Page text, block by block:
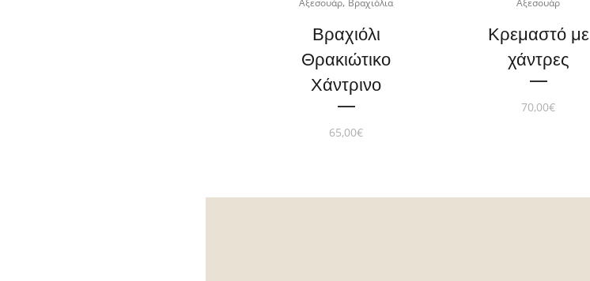
Αξεσουάρ Βραχιόλια
Βραχιόλι
Θρακιώτικο
Χάντρινο
65,00€
Αξεσουάρ
Κρεμαστό με
χάντρες
70,00€